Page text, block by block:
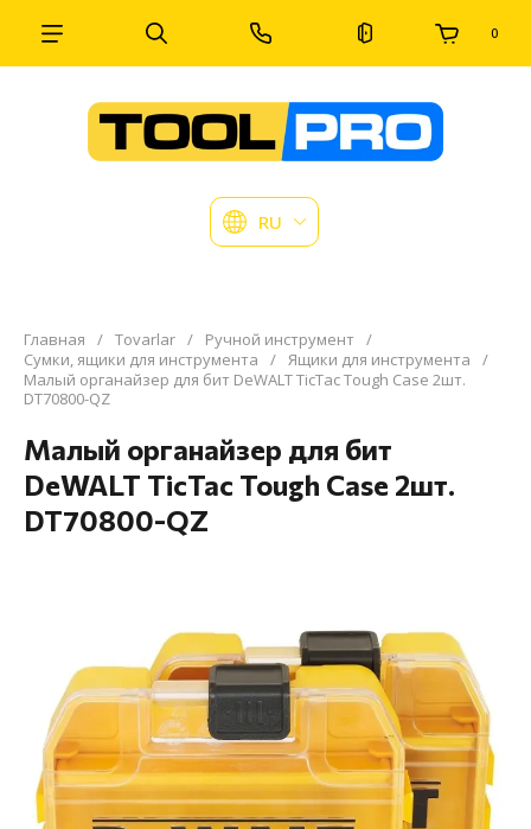
RU
0
Главная / Tovarlar / Ручной инструмент /
Сумки, ящики для инструмента
/ Ящики для инструмента
/
Малый органайзер для бит DeWALT TicTac Tough Case 2шт.
DT70800-QZ
Малый органайзер для бит
DeWALT TicTac Tough Case 2шт.
DT70800-QZ